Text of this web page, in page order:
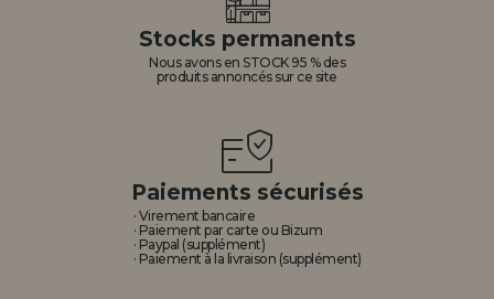
Stocks permanents
Nous avons en STOCK 95 % des
produits annoncés sur ce site
Paiements sécurisés
· Virement bancaire
· Paiement par carte ou Bizum
· Paypal (supplément)
· Paiement à la livraison (supplément)